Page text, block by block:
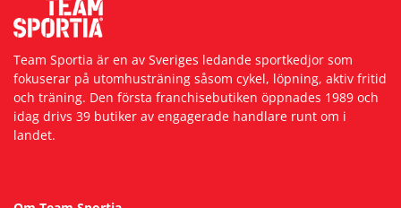
Team Sportia är en av Sveriges ledande sportkedjor som
fokuserar på utomhusträning såsom cykel, löpning, aktiv fritid
och träning. Den första franchisebutiken öppnades 1989 och
idag drivs 39 butiker av engagerade handlare runt om i
landet.